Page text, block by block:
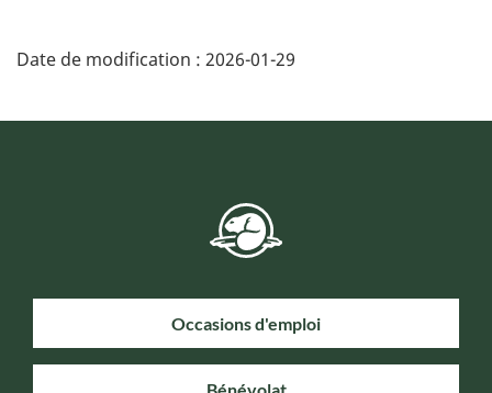
Date de modification : 2026-01-29
Occasions d'emploi